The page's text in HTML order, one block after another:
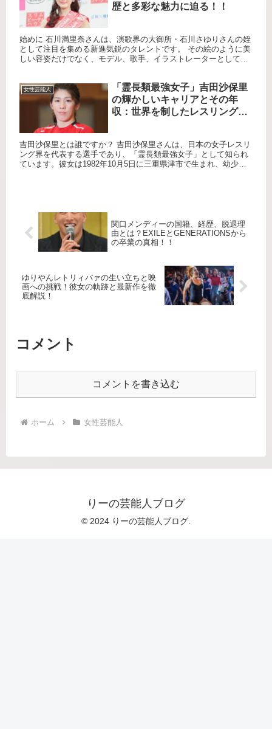
歴と多彩な魅力に迫る！！
始めに 石川満里奈さんは、演歌界の大御所・石川さゆりさんの姪
として注目を集める新進気鋭のタレントです。 その絵のように美
しい容姿だけでなく、モデル、歌手、イラストレーターとしても
女性芸能人
「霊長類最強女子」吉田沙保里
の輝かしいキャリアとその年
収：世界を制したレスリング女
吉田沙保里とは誰ですか？ 吉田沙保里さんは、日本の女子レスリ
ング界を代表する選手であり、「霊長類最強女子」として知られ
ています。彼女は1982年10月5日に三重県津市で生まれ、幼少期
関口メンディーの国籍、経歴、脱退理
由とは？EXILEとGENERATIONSから
の卒業の真相！！
ゆりやんレトリィバァの生い立ちと映
画への挑戦！彼女の軌跡と最新作を徹
底解説！
コメント
コメントを書き込む
ホーム 女性芸能人
りーの芸能人ブログ
© 2024 りーの芸能人ブログ.